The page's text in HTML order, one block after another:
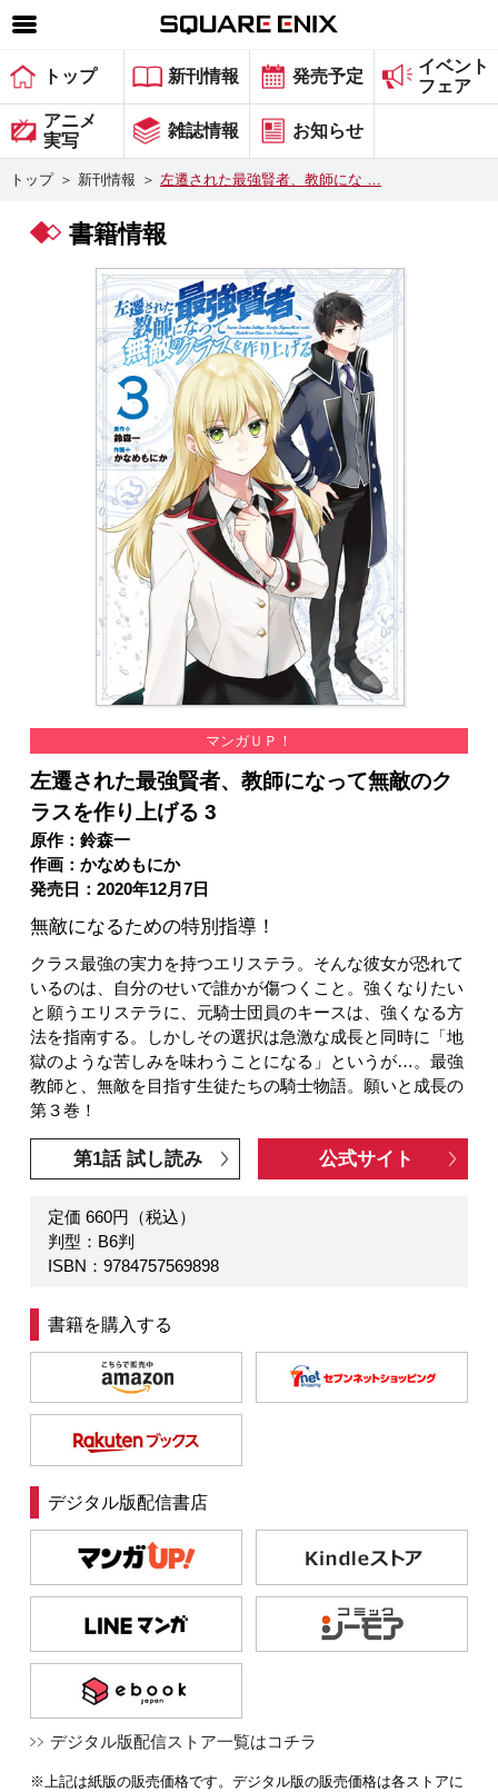
SQUARE ENIX 公式サイトメニュー
ゲーム
マガジン＆ブックス
グッズ
会社情報 採用情報
スクウェア・エニックス サイト内検索
トップ 新刊情報 発売予定
イベント
フェア
アニメ
実写
雑誌情報 お知らせ
トップ ＞ 新刊情報 ＞ 左遷された最強賢者、教師にな …
書籍情報
マンガＵＰ！
左遷された最強賢者、教師になって無敵のク
ラスを作り上げる 3
原作：鈴森一
作画：かなめもにか
発売日：2020年12月7日
無敵になるための特別指導！
クラス最強の実力を持つエリステラ。そんな彼女が恐れて
いるのは、自分のせいで誰かが傷つくこと。強くなりたい
と願うエリステラに、元騎士団員のキースは、強くなる方
法を指南する。しかしその選択は急激な成長と同時に「地
獄のような苦しみを味わうことになる」というが…。最強
教師と、無敵を目指す生徒たちの騎士物語。願いと成長の
第３巻！
第1話 試し読み 公式サイト
定価 660円（税込）
判型：B6判
ISBN：9784757569898
書籍を購入する
デジタル版配信書店
デジタル版配信ストア一覧はコチラ
※上記は紙版の販売価格です。デジタル版の販売価格は各ストアに